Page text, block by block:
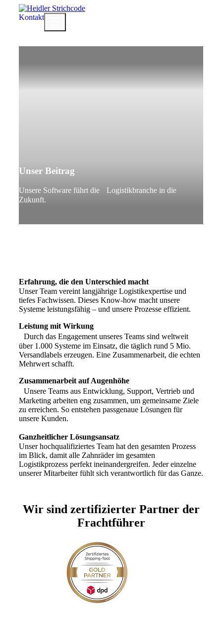
InhaltKontakt
Unser Beitrag
Unsere Software führt die Logistikbranche in die
Zukunft.
Erfahrung, die den Unterschied macht
Unser Team vereint langjährige Logistikexpertise und
tiefes Fachwissen. Dieses Know-how macht unsere
Systeme leistungsfähig – und unsere Prozesse effizient.
Leistung mit Wirkung
Durch das Engagement unseres Teams sind weltweit
über 1.000 Systeme im Einsatz, die täglich rund 5 Mio.
Versandlabels erzeugen. Eine Zusammenarbeit, die echten
Mehrwert schafft.
Zusammenarbeit auf Augenhöhe
Unsere Teams aus Entwicklung, Support, Vertrieb und
Marketing arbeiten eng zusammen, um gemeinsame Ziele
zu erreichen. So entstehen passgenaue Lösungen für
unsere Kunden.
Ganzheitlicher Lösungsansatz
Unser hochqualifiziertes Team hat den gesamten Prozess
im Blick, damit alle Zahnräder im gesamten
Logistikprozess perfekt ineinandergreifen. Jeder einzelne
unserer Mitarbeiter fühlt sich verantwortlich für das Ganze.
Wir sind zertifizierter Partner der
Frachtführer